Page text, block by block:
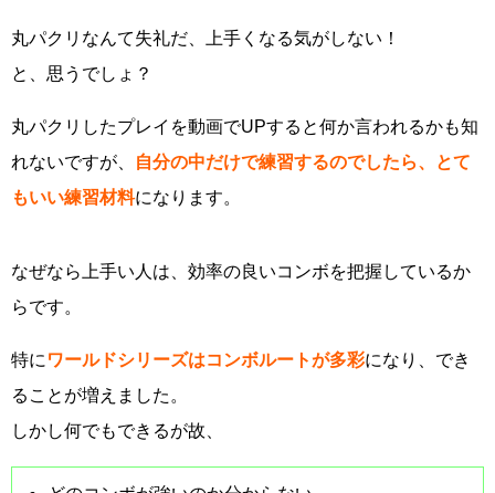
丸パクリなんて失礼だ、上手くなる気がしない！
と、思うでしょ？
丸パクリしたプレイを動画でUPすると何か言われるかも知
れないですが、
自分の中だけで練習するのでしたら、とて
もいい練習材料になります。
なぜなら上手い人は、効率の良いコンボを把握しているか
らです。
特に ワールドシリーズはコンボルートが多彩になり、でき
ることが増えました。
しかし何でもできるが故、